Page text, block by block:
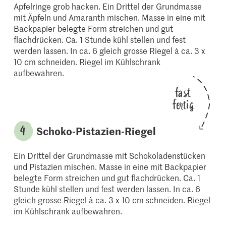
Apfelringe grob hacken. Ein Drittel der Grundmasse
mit Äpfeln und Amaranth mischen. Masse in eine mit
Backpapier belegte Form streichen und gut
flachdrücken. Ca. 1 Stunde kühl stellen und fest
werden lassen. In ca. 6 gleich grosse Riegel à ca. 3 x
10 cm schneiden. Riegel im Kühlschrank
aufbewahren.
fast
fertig
Schoko-Pistazien-Riegel
Ein Drittel der Grundmasse mit Schokoladenstücken
und Pistazien mischen. Masse in eine mit Backpapier
belegte Form streichen und gut flachdrücken. Ca. 1
Stunde kühl stellen und fest werden lassen. In ca. 6
gleich grosse Riegel à ca. 3 x 10 cm schneiden. Riegel
im Kühlschrank aufbewahren.